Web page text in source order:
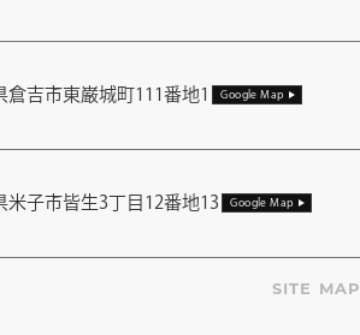
倉吉市東巌城町111番地1 Google Map
米子市皆生3丁目12番地13 Google Map
SITE MAP